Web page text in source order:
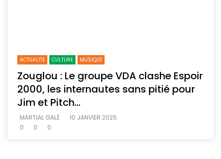
ACTUALITE CULTURE MUSIQUE
Zouglou : Le groupe VDA clashe Espoir
2000, les internautes sans pitié pour
Jim et Pitch…
MARTIAL GALÉ
10 JANVIER 2025
0
0 0